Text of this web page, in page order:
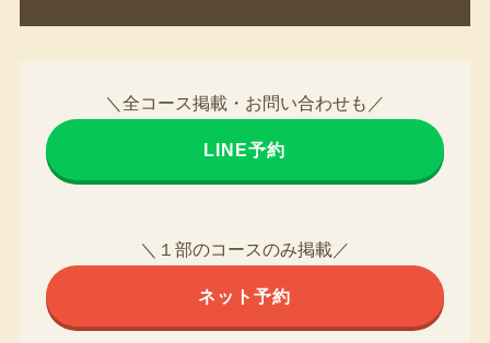
＼全コース掲載・お問い合わせも／
LINE予約
＼１部のコースのみ掲載／
ネット予約